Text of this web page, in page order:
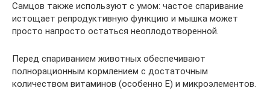
Самцов также используют с умом: частое спаривание
истощает репродуктивную функцию и мышка может
просто напросто остаться неоплодотворенной.
Перед спариванием животных обеспечивают
полнорационным кормлением с достаточным
количеством витаминов (особенно Е) и микроэлементов.